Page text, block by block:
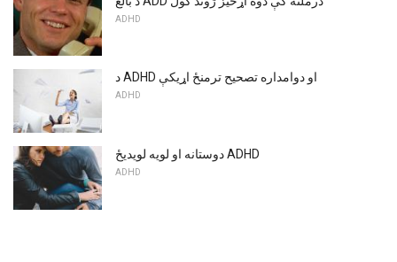
ADHD
د ADHD او دوامداره تصحیح ترمنځ اړیکې
ADHD
دوستانه او لویه لویدیځ ADHD
ADHD